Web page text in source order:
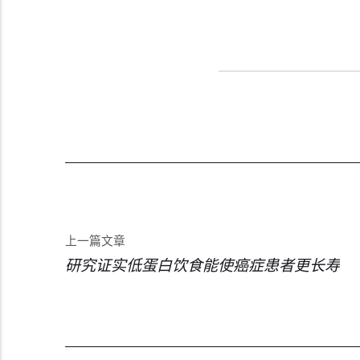
上一篇文章
研究证实低蛋白饮食能使癌症患者更长寿